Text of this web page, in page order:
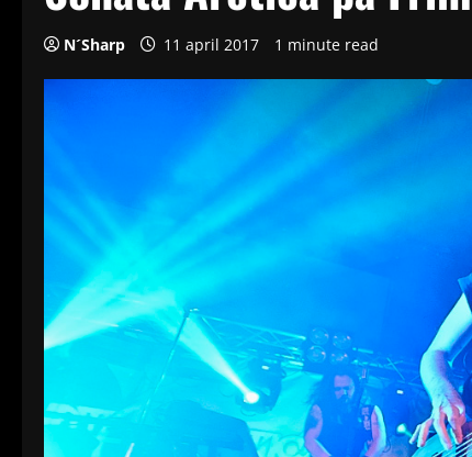
N´Sharp 11 april 2017 1 minute read